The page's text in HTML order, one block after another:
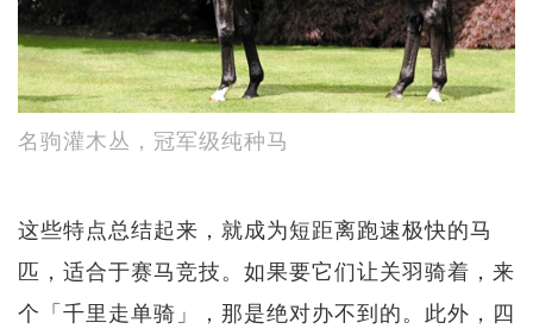
名驹灌木丛，冠军级纯种马
这些特点总结起来，就成为短距离跑速极快的马
匹，适合于赛马竞技。如果要它们让关羽骑着，来
个「千里走单骑」，那是绝对办不到的。此外，四